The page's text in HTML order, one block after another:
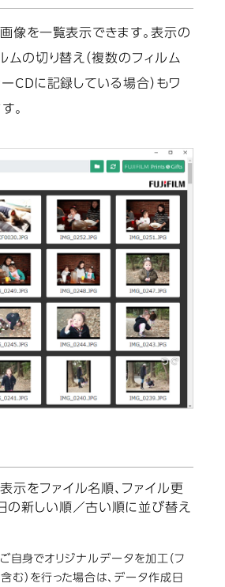
像を一覧表示できます。表示の
ムの切り替え（複数のフィルム
CDに記録している場合）もワ
。
示をファイル名順、ファイル更
の新しい順／古い順に並び替え
自身でオリジナルデータを加工（フ
む）を行った場合は、データ作成日